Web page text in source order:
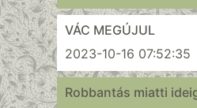
VÁC MEGÚJUL
2023-10-16 07:52:35
Robbantás miatti